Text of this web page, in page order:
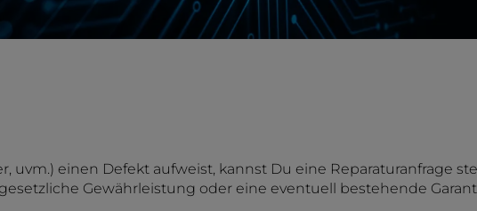
uvm.) einen Defekt aufweist, kannst Du eine Reparaturanfrage
Gewährleistung oder eine eventuell bestehende